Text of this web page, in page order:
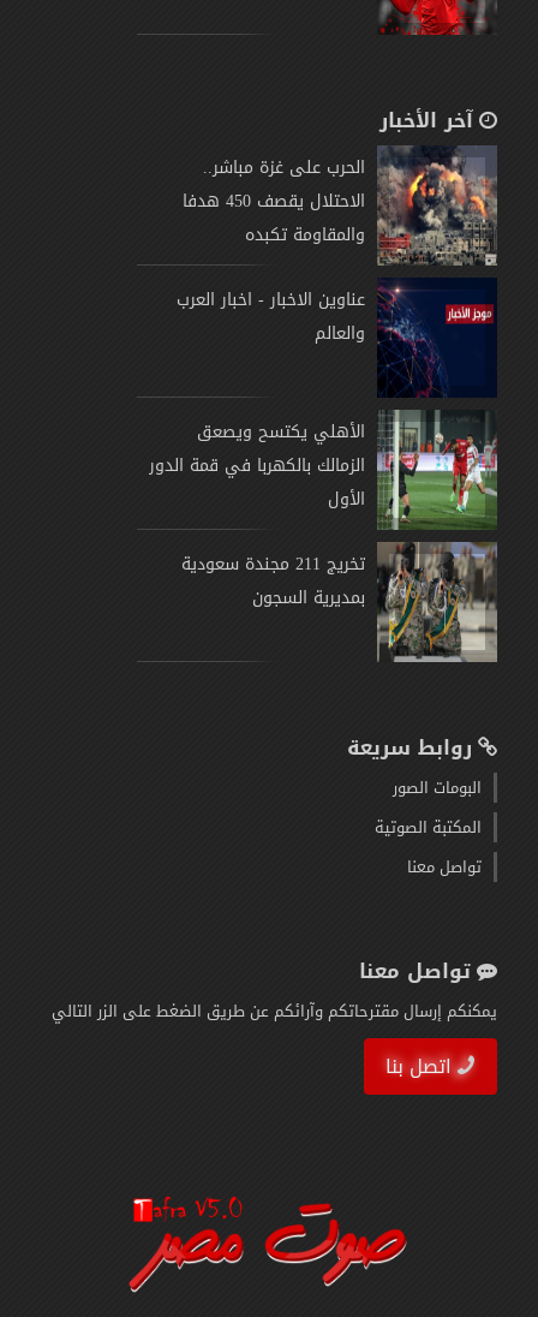
آخر الأخبار
الحرب على غزة مباشر..
الاحتلال يقصف 450 هدفا
والمقاومة تكبده
عناوين الاخبار - اخبار العرب
والعالم
الأهلي يكتسح ويصعق
الزمالك بالكهربا في قمة الدور
الأول
تخريج 211 مجندة سعودية
بمديرية السجون
روابط سريعة
البومات الصور
المكتبة الصوتية
تواصل معنا
تواصل معنا
يمكنكم إرسال مقترحاتكم وآرائكم عن طريق الضغط على الزر التالي
اتصل بنا